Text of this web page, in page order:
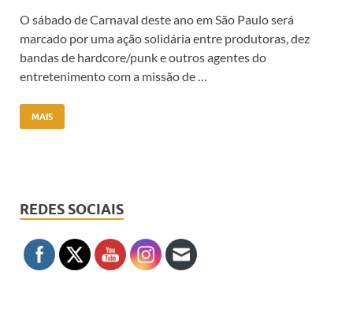
O sábado de Carnaval deste ano em São Paulo será
marcado por uma ação solidária entre produtoras, dez
bandas de hardcore/punk e outros agentes do
entretenimento com a missão de …
MAIS
REDES SOCIAIS